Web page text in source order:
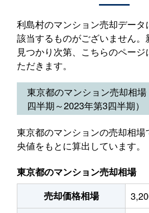
利島村のマンション売却データ
該当するものがございません
見つかり次第、こちらのペー
ただきます。
東京都のマンション売却相場
四半期～2023年第3四半期）
東京都のマンションの売却相場
央値をもとに算出しています。
東京都のマンション売却相場
売却価格相場